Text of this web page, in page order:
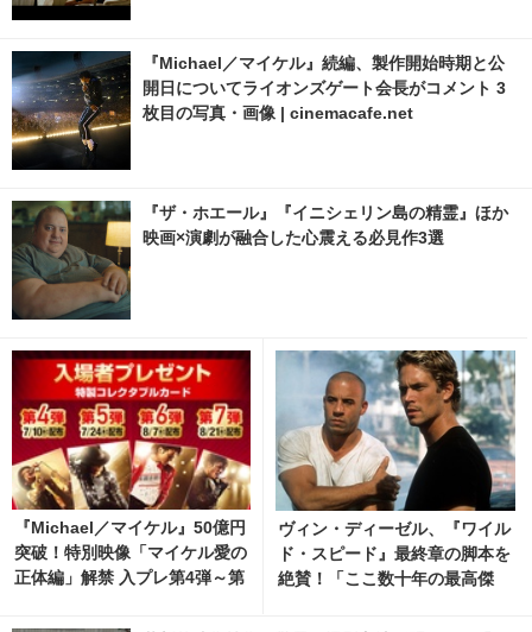
『Michael／マイケル』続編、製作開始時期と公
開日についてライオンズゲート会長がコメント 3
枚目の写真・画像 | cinemacafe.net
『ザ・ホエール』『イニシェリン島の精霊』ほか
映画×演劇が融合した心震える必見作3選
『Michael／マイケル』50億円
突破！特別映像「マイケル愛の
正体編」解禁 入プレ第4弾～第
ヴィン・ディーゼル、『ワイル
ド・スピード』最終章の脚本を
絶賛！「ここ数十年の最高傑